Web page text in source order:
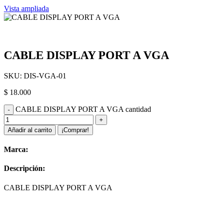
Vista ampliada
CABLE DISPLAY PORT A VGA
SKU: DIS-VGA-01
$ 18.000
CABLE DISPLAY PORT A VGA cantidad
Añadir al carrito ¡Comprar!
Marca:
Descripción:
CABLE DISPLAY PORT A VGA